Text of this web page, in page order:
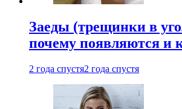
Заеды (трещинки в
почему появляются и
2 года спустя2 года спустя